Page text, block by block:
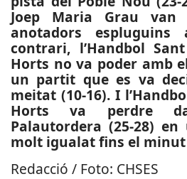
Joep Maria Grau
anotadors
contrari, l’Handbol
Horts no va poder amb
un partit que es va
meitat (10-16). I
Horts va perdre
Palautordera (25-28)
molt igualat fins el minut
Redacció / Foto: CHSES